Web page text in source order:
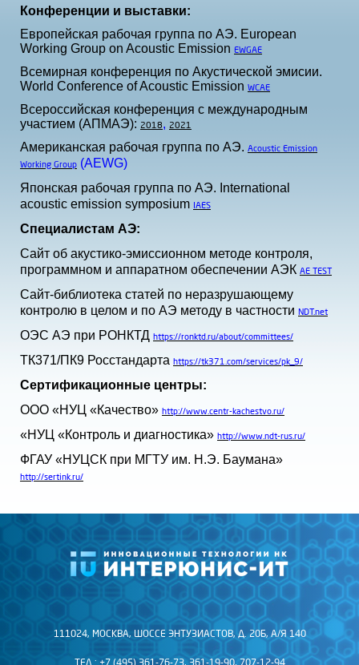
Конференции и выставки:
Европейская рабочая группа по АЭ. European
Working Group on Acoustic Emission EWGAE
Всемирная конференция по Акустической эмисии.
World Conference of Acoustic Emission WCAE
Всероссийская конференция с международным
участием (АПМАЭ): 2018, 2021
Американская рабочая группа по АЭ. Acoustic Emission
Working Group (AEWG)
Японская рабочая группа по АЭ. International
acoustic emission symposium
IAES
Специалистам АЭ:
Сайт об акустико-эмиссионном методе контроля,
программном и аппаратном обеспечении АЭК AE TEST
Сайт-библиотека статей по неразрушающему
контролю в целом и по АЭ методу в частности NDT.net
ОЭС АЭ при РОНКТД https://ronktd.ru/about/committees/
ТК371/ПК9 Росстандарта https://tk371.com/services/pk_9/
Сертификационные центры:
ООО «НУЦ «Качество» http://www.centr-kachestvo.ru/
«НУЦ «Контроль и диагностика» http://www.ndt-rus.ru/
ФГАУ «НУЦСК при МГТУ им. Н.Э. Баумана»
http://sertink.ru/
111024, МОСКВА, ШОССЕ ЭНТУЗИАСТОВ, Д. 20Б, А/Я 140